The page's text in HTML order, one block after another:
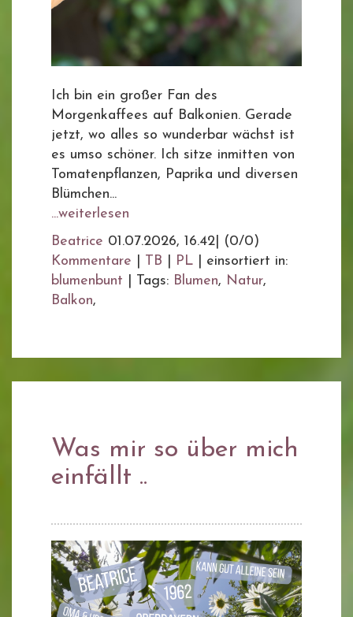
Ich bin ein großer Fan des
Morgenkaffees auf Balkonien. Gerade
jetzt, wo alles so wunderbar wächst ist
es umso schöner. Ich sitze inmitten von
Tomatenpflanzen, Paprika und diversen
Blümchen...
...weiterlesen
Beatrice 01.07.2026, 16.42
(0/0)
Kommentare
TB PL
einsortiert in:
blumenbunt
Tags: Blumen, Natur,
Balkon,
Was mir so über mich
einfällt ..